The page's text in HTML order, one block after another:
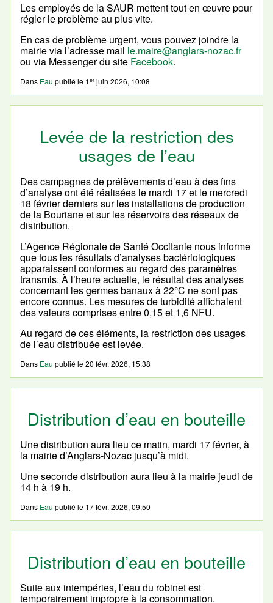
Les employés de la SAUR mettent tout en œuvre pour
régler le problème au plus vite.
En cas de problème urgent, vous pouvez joindre la
mairie via l’adresse mail le.maire@anglars-nozac.fr
ou via Messenger du site Facebook.
Dans Eau publié le 1er juin 2026, 10:08
Levée de la restriction des
usages de l’eau
Des campagnes de prélèvements d’eau à des fins
d’analyse ont été réalisées le mardi 17 et le mercredi
18 février derniers sur les installations de production
de la Bouriane et sur les réservoirs des réseaux de
distribution.
L’Agence Régionale de Santé Occitanie nous informe
que tous les résultats d’analyses bactériologiques
apparaissent conformes au regard des paramètres
transmis. À l’heure actuelle, le résultat des analyses
concernant les germes banaux à 22°C ne sont pas
encore connus. Les mesures de turbidité affichaient
des valeurs comprises entre 0,15 et 1,6 NFU.
Au regard de ces éléments, la restriction des usages
de l’eau distribuée est levée.
Dans Eau publié le20 févr. 2026, 15:38
Distribution d’eau en bouteille
Une distribution aura lieu ce matin, mardi 17 février, à
la mairie d’Anglars-Nozac jusqu’à midi.
Une seconde distribution aura lieu à la mairie jeudi de
14 h à 19 h.
Dans Eau publié le 17 févr. 2026, 09:50
Distribution d’eau en bouteille
Suite aux intempéries, l’eau du robinet est
temporairement impropre à la consommation.